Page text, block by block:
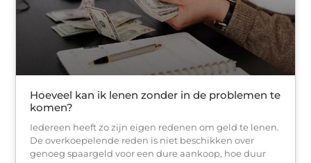
Hoeveel kan ik lenen zonder in de problemen te
komen?
Iedereen heeft zo zijn eigen redenen om geld te lenen.
De overkoepelende reden is niet beschikken over
genoeg spaargeld voor een dure aankoop, hoe duur